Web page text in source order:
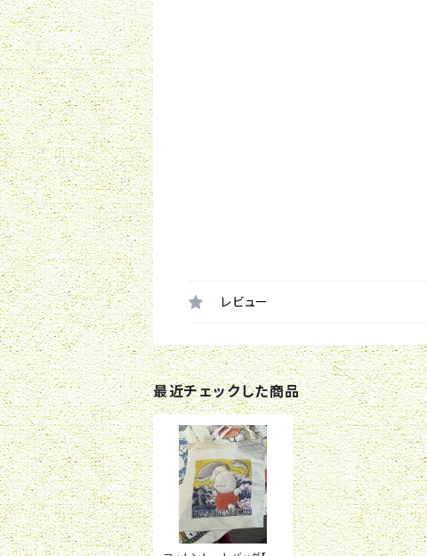
レビュー
最近チェックした商品